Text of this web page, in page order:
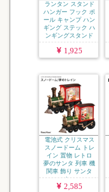
ランタン スタンド
ハンガー フック ポ
ール キャンプ ハン
ギング ステック ハ
ンギングスタンド
...
1,925
電池式 クリスマス
スノードーム トレ
イン 置物 レトロ
夢のサンタ 列車 機
関車 飾り サンタ
ク...
2,585